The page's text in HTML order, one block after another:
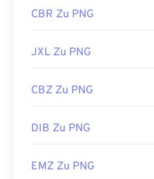
CBR Zu PNG
JXL Zu PNG
CBZ Zu PNG
DIB Zu PNG
EMZ Zu PNG